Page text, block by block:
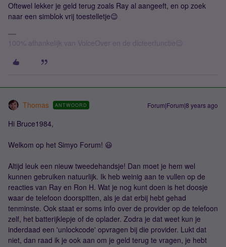
Oftewel lekker je geld terug zoals Ray al aangeeft, en op zoek
naar een simblok vrij toestelletje😉
100% afhankelijk van VoiceOver en de dicteerfunctie😉
Thomas ANTWOORD Forum|Forum|8 years ago
Hi Bruce1984,
Welkom op het Simyo Forum! 😃
Altijd leuk een nieuw tweedehandsje! Dan moet je hem wel
kunnen gebruiken natuurlijk. Ik heb weinig aan te vullen op de
reacties van Ray en Ron H. Wat je nog kunt doen is het doosje
waar de telefoon doorspitten, als je dat erbij hebt gehad
tenminste. Ook staat er soms info over de provider op de telefoon
zelf, het batterijklepje of de oplader. Zodra je dat weet kun je
inderdaad een 'unlockcode' opvragen bij die provider. Lukt dat
niet, dan raad ik je ook aan om je geld terug te vragen, je hebt